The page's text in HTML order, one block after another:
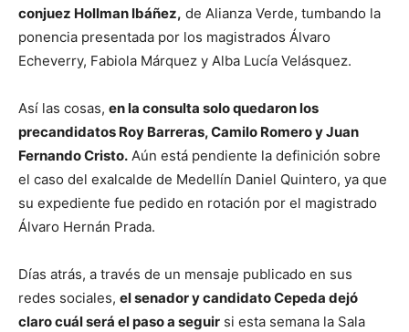
conjuez Hollman Ibáñez, de Alianza Verde, tumbando la
ponencia presentada por los magistrados Álvaro
Echeverry, Fabiola Márquez y Alba Lucía Velásquez.
Así las cosas, en la consulta solo quedaron los
precandidatos Roy Barreras, Camilo Romero y Juan
Fernando Cristo. Aún está pendiente la definición sobre
el caso del exalcalde de Medellín Daniel Quintero, ya que
su expediente fue pedido en rotación por el magistrado
Álvaro Hernán Prada.
Días atrás, a través de un mensaje publicado en sus
redes sociales, el senador y candidato Cepeda dejó
claro cuál será el paso a seguir si esta semana la Sala